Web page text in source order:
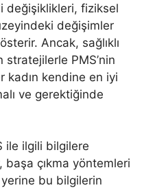
değişiklikleri, fiziksel
değişimler
Ancak, sağlıklı
stratejilerle PMS’nin
kadın kendine en iyi
ve gerektiğinde
ile ilgili bilgilere
çıkma yöntemleri
yerine bu bilgilerin